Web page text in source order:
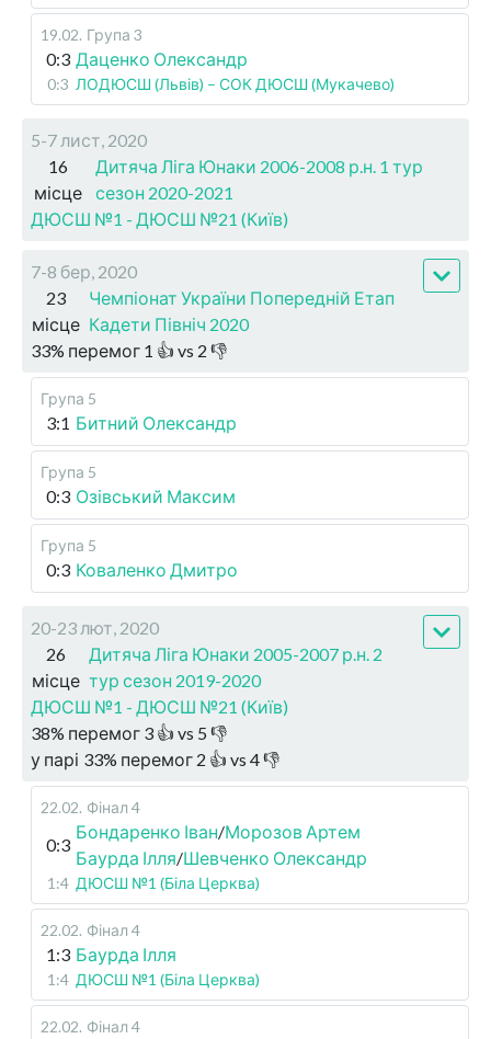
19.02. Група 3
0:3 Даценко Олександр
0:3 ЛОДЮСШ (Львів) – СОК ДЮСШ (Мукачево)
5-7 лист, 2020
16
місце
Дитяча Ліга Юнаки 2006-2008 р.н. 1 тур
сезон 2020-2021
ДЮСШ №1 - ДЮСШ №21 (Київ)
7-8 бер, 2020
23
місце
Чемпіонат України Попередній Етап
Кадети Північ 2020
33% перемог 1 👍 vs 2 👎
Група 5
3:1 Битний Олександр
Група 5
0:3 Озівський Максим
Група 5
0:3 Коваленко Дмитро
20-23 лют, 2020
26
місце
Дитяча Ліга Юнаки 2005-2007 р.н. 2
тур сезон 2019-2020
ДЮСШ №1 - ДЮСШ №21 (Київ)
38% перемог 3 👍 vs 5 👎
у парі 33% перемог 2 👍 vs 4👎
22.02. Фінал 4
0:3
Бондаренко Іван/Морозов Артем
Баурда Ілля/Шевченко Олександр
1:4 ДЮСШ №1 (Біла Церква)
22.02. Фінал 4
1:3 Баурда Ілля
1:4 ДЮСШ №1 (Біла Церква)
22.02. Фінал 4